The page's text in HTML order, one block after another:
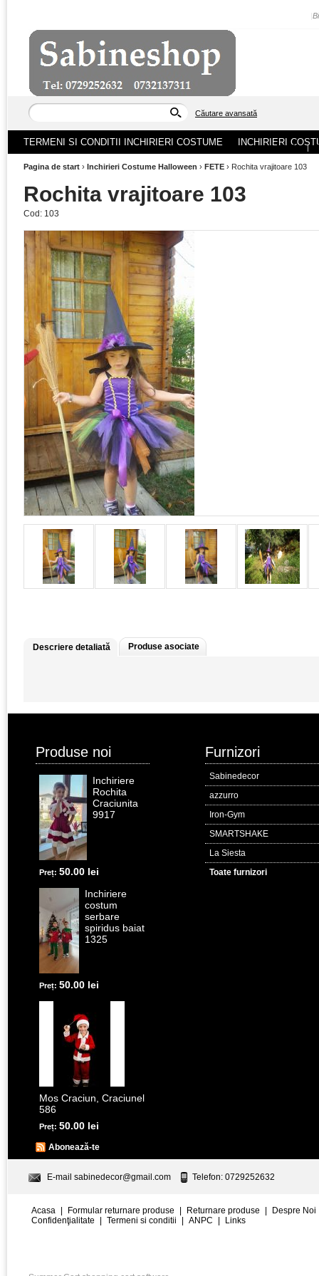
Căutare avansată
ACASA |
TERMENI SI CONDITII INCHIRIERI COSTUME INCHIRIERI
Pagina de start › Inchirieri Costume Halloween › FETE › Rochita vrajitoare 103
Rochita vrajitoare 103
Cod: 103
Descriere detaliată Produse asociate
Produse noi
Inchiriere
Rochita
Craciunita
9917
Preț: 50.00 lei
Inchiriere
costum
serbare
spiridus baiat
1325
Preț: 50.00 lei
Mos Craciun, Craciunel
586
Preț: 50.00 lei
Abonează-te
Furnizori
Sabinedecor
azzurro
Iron-Gym
SMARTSHAKE
La Siesta
Toate furnizori
E-mail sabinedecor@gmail.com Telefon: 0729252632
Acasa Formular returnare produse Returnare produse
Despre Noi
Confidenţialitate
Termeni si conditii ANPC Links